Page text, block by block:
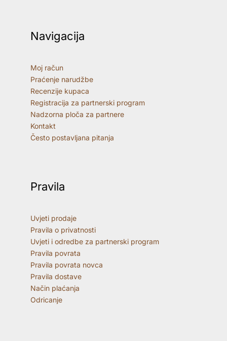
Navigacija
Moj račun
Praćenje narudžbe
Recenzije kupaca
Registracija za partnerski program
Nadzorna ploča za partnere
Kontakt
Često postavljana pitanja
Pravila
Uvjeti prodaje
Pravila o privatnosti
Uvjeti i odredbe za partnerski program
Pravila povrata
Pravila povrata novca
Pravila dostave
Način plaćanja
Odricanje